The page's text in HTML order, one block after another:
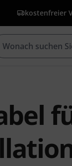
kostenfreier